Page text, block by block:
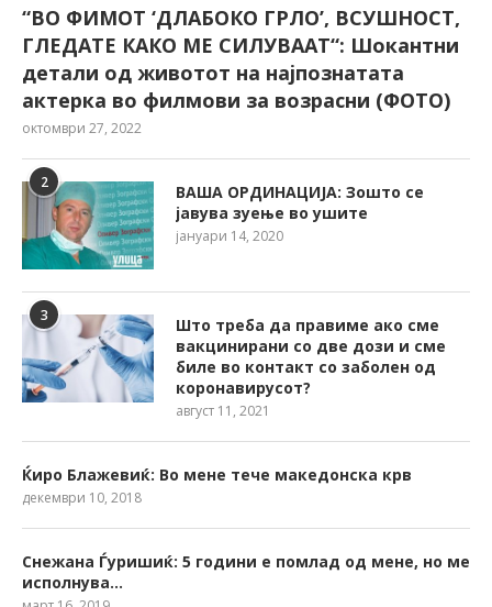
“ВО ФИМОТ ‘ДЛАБОКО ГРЛО’, ВСУШНОСТ,
ГЛЕДАТЕ КАКО МЕ СИЛУВААТ“: Шокантни
детали од животот на најпознатата
актерка во филмови за возрасни (ФОТО)
октомври 27, 2022
2
ВАША ОРДИНАЦИЈА: Зошто се
јавува зуење во ушите
јануари 14, 2020
3
Што треба да правиме ако сме
вакцинирани со две дози и сме
биле во контакт со заболен од
коронавирусот?
август 11, 2021
Ќиро Блажевиќ: Во мене тече македонска крв
декември 10, 2018
Снежана Ѓуришиќ: 5 години е помлад од мене, но ме
исполнува…